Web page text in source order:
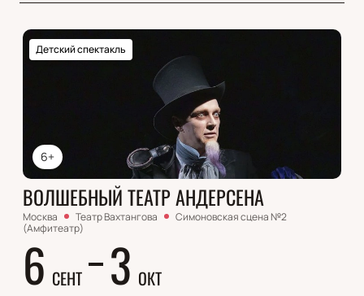
6+
Детский спектакль
ВОЛШЕБНЫЙ ТЕАТР АНДЕРСЕНА
Москва Театр Вахтангова
Симоновская сцена №2
(Амфитеатр)
6 СЕНТ 3 ОКТ